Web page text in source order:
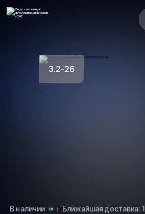
3.2-26
В наличии Ближайшая доставка: